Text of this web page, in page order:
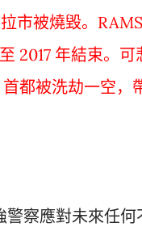
市被燒毀。
2017 年結束。可
都被洗劫一空，
察應對未來任